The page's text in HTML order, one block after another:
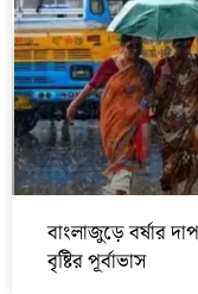
বাংলাজুড়ে বর্ষার
বৃষ্টির পূর্বাভাস